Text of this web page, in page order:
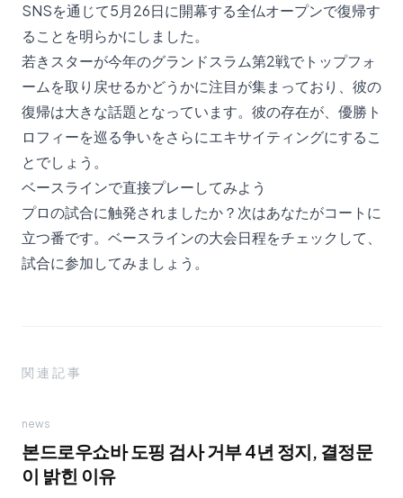
SNSを通じて5月26日に開幕する全仏オープンで復帰す
ることを明らかにしました。
若きスターが今年のグランドスラム第2戦でトップフォ
ームを取り戻せるかどうかに注目が集まっており、彼の
復帰は大きな話題となっています。彼の存在が、優勝ト
ロフィーを巡る争いをさらにエキサイティングにするこ
とでしょう。
ベースラインで直接プレーしてみよう
プロの試合に触発されましたか？次はあなたがコートに
立つ番です。 ベースラインの大会日程をチェックして、
試合に参加してみましょう。
関連記事
news
본드로우쇼바 도핑 검사 거부 4년 정지, 결정문
이 밝힌 이유